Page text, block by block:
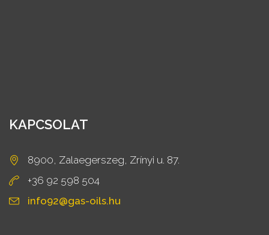
KAPCSOLAT
8900, Zalaegerszeg, Zrínyi u. 87.
+36 92 598 504
info92@gas-oils.hu